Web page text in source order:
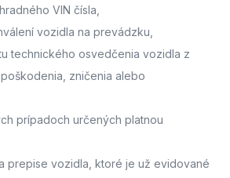
VIN čísla,
vozidla na prevádzku,
technického osvedčenia vozidla z
zničenia alebo
prípadoch určených platnou
prepise vozidla, ktoré je už evidované